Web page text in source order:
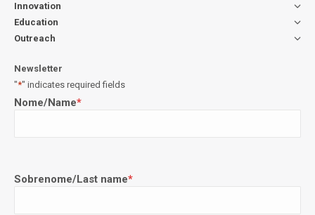
Innovation
Education
Outreach
Newsletter
"*" indicates required fields
Nome/Name*
Sobrenome/Last name*